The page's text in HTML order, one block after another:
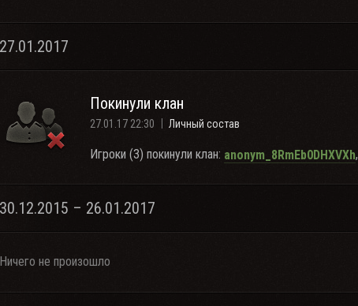
27.01.2017
Покинули клан
27.01.17 22:30 Личный состав
Игроки (3) покинули клан: anonym_8RmEb0DHXVXh,
30.12.2015 – 26.01.2017
Ничего не произошло